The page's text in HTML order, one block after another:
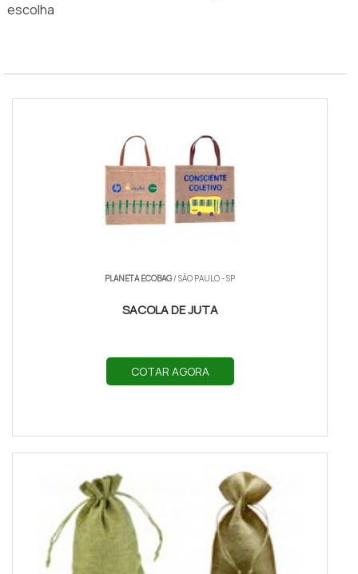
escolha
PLANETA ECOBAG/ SÃO PAULO - SP
SACOLA DE JUTA
COTAR AGORA